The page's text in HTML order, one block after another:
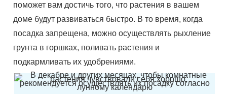
поможет вам достичь того, что растения в вашем
доме будут развиваться быстро. В то время, когда
посадка запрещена, можно осуществлять рыхление
грунта в горшках, поливать растения и
подкармливать их удобрениями.